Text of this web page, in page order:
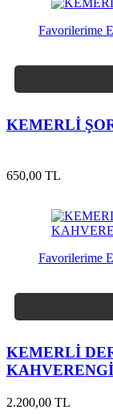
Favorilerime
KEMERLİ
650,00 TL
Favorilerime
KEMERLİ
2.200,00 TL